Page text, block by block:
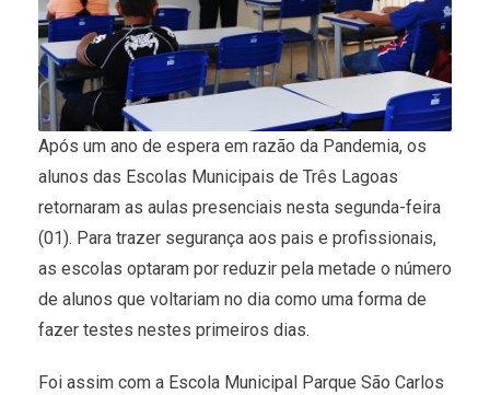
Após um ano de espera em razão da Pandemia, os
alunos das Escolas Municipais de Três Lagoas
retornaram as aulas presenciais nesta segunda-feira
(01). Para trazer segurança aos pais e profissionais,
as escolas optaram por reduzir pela metade o número
de alunos que voltariam no dia como uma forma de
fazer testes nestes primeiros dias.
Foi assim com a Escola Municipal Parque São Carlos